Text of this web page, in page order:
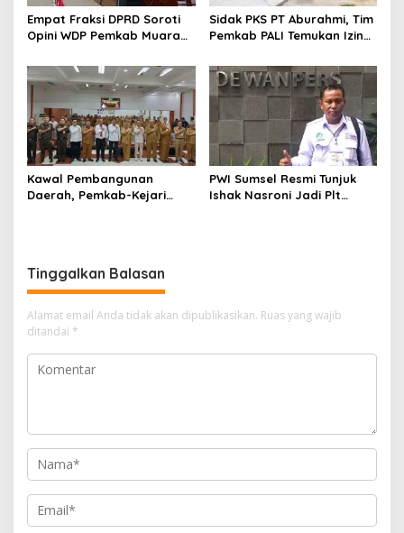
Empat Fraksi DPRD Soroti
Opini WDP Pemkab Muara
Kelola Keuangan
Sidak PKS PT Aburahmi, Tim
Pemkab PALI Temukan Izin
Kawal Pembangunan
Daerah, Pemkab-Kejari
PWI Sumsel Resmi Tunjuk
Ishak Nasroni Jadi Plt
Tinggalkan Balasan
Alamat email Anda tidak akan dipublikasikan. Ruas yang wajib
ditandai *